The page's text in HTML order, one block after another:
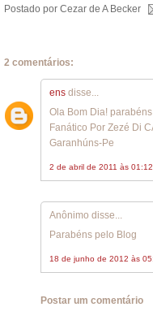
Postado por Cezar de A Becker
2 comentários:
ens disse...
Ola Bom Dia!
Fanático Por Zezé Di
Garanhúns-Pe
2 de abril de 2011 às 01:12
Anônimo disse...
Parabéns pelo Blog
18 de junho de 2012 às
Postar um comentário